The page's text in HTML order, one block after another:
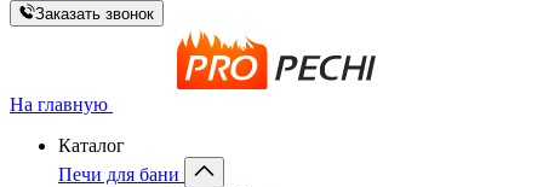
Заказать звонок
На главную
Каталог
Печи для бани